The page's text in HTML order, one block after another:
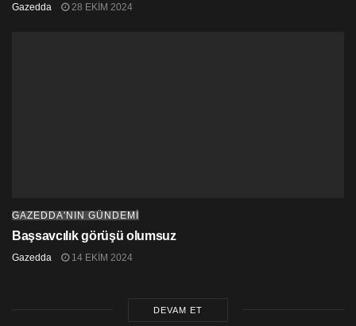
Gazedda 28 EKIM 2024
GAZEDDA'NIN GÜNDEMİ
Başsavcılık görüşü olumsuz
Gazedda 14 EKIM 2024
DEVAM ET